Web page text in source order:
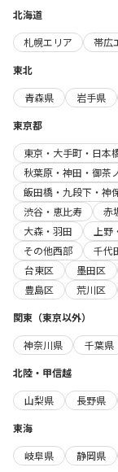
北海道
札幌エリア
帯広
東北
青森県
岩手県
東京都
東京・大手町・日本
秋葉原・神田・御茶
飯田橋・九段下・神
渋谷・恵比寿
赤
大森・羽田
上
その他西部
千代
台東区
墨田区
豊島区
荒川区
関東（東京以外）
神奈川県
千葉県
北陸・甲信越
山梨県
長野県
東海
岐阜県
静岡県